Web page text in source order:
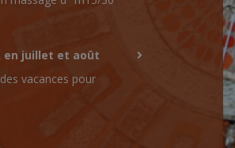
en juillet et août
vacances pour